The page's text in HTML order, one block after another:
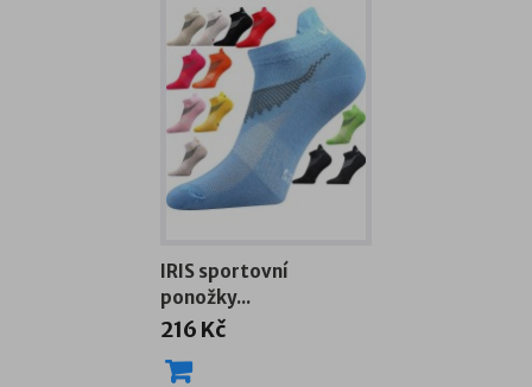
IRIS sportovní
ponožky...
216 Kč